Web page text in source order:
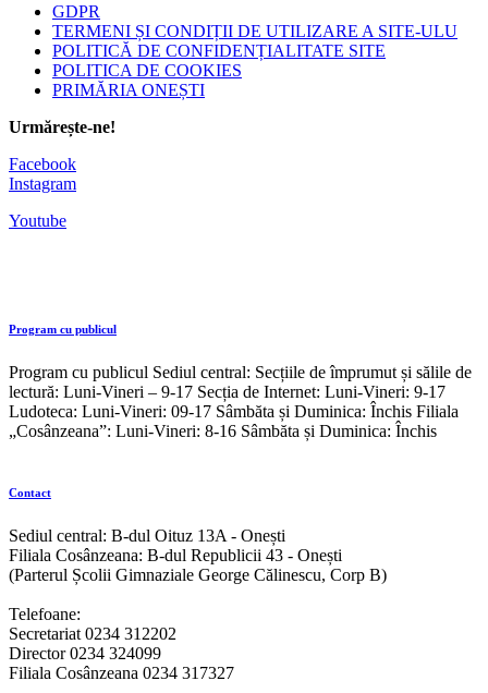
GDPR
TERMENI ȘI CONDIȚII DE UTILIZARE A SITE-ULU
POLITICĂ DE CONFIDENȚIALITATE SITE
POLITICA DE COOKIES
PRIMĂRIA ONEȘTI
Urmărește-ne!
Facebook
Instagram
Youtube
Program cu publicul
Program cu publicul Sediul central: Secțiile de împrumut și sălile de
lectură: Luni-Vineri – 9-17 Secția de Internet: Luni-Vineri: 9-17
Ludoteca: Luni-Vineri: 09-17 Sâmbăta și Duminica: Închis Filiala
„Cosânzeana”: Luni-Vineri: 8-16 Sâmbăta și Duminica: Închis
Contact
Sediul central: B-dul Oituz 13A - Onești
Filiala Cosânzeana: B-dul Republicii 43 - Onești
(Parterul Școlii Gimnaziale George Călinescu, Corp B)
Telefoane:
Secretariat 0234 312202
Director 0234 324099
Filiala Cosânzeana 0234 317327